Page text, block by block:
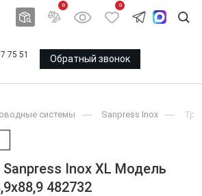
0 0
75 51
Обратный звонок
системы Sanpress Inox
Sanpress Inox XL Модель
482732